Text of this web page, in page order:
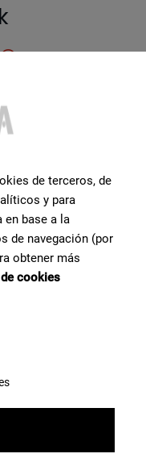
in
de terceros, de
y para
en base a la
de navegación (por
obtener más
cookies